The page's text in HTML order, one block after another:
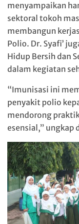
menyampaikan
sektoral tokoh
membangun
Polio. Dr. Syafi’
Hidup Bersih dan
dalam kegiatan
“Imunisasi ini
penyakit polio
mendorong
esensial,” ungkap